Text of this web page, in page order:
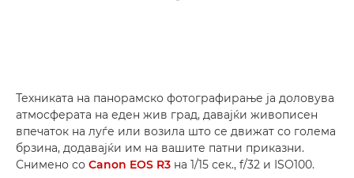
Техниката на панорамско фотографирање ја доловува
атмосферата на еден жив град, давајќи живописен
впечаток на луѓе или возила што се движат со голема
брзина, додавајќи им на вашите патни приказни.
Снимено со Canon EOS R3 на 1/15 сек., f/32 и ISO100.